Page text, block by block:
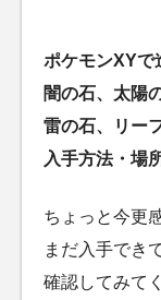
ポケモンXYで
闇の石、太陽
雷の石、リー
入手方法・場
ちょっと今更
まだ入手でき
確認してみて